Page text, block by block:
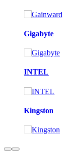
Gigabyte
INTEL
Kingston